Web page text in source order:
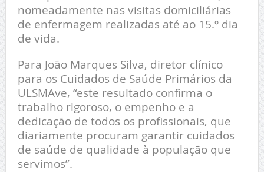
nomeadamente nas visitas domiciliárias
de enfermagem realizadas até ao 15.º dia
de vida.
Para João Marques Silva, diretor clínico
para os Cuidados de Saúde Primários da
ULSMAve, “este resultado confirma o
trabalho rigoroso, o empenho e a
dedicação de todos os profissionais, que
diariamente procuram garantir cuidados
de saúde de qualidade à população que
servimos”.